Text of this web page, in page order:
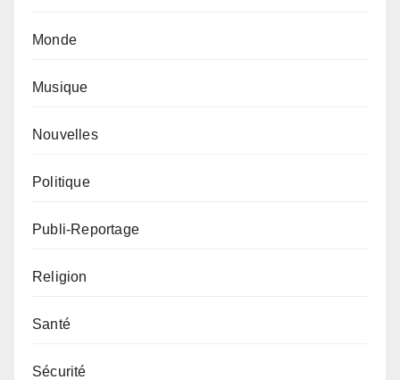
Monde
Musique
Nouvelles
Politique
Publi-Reportage
Religion
Santé
Sécurité